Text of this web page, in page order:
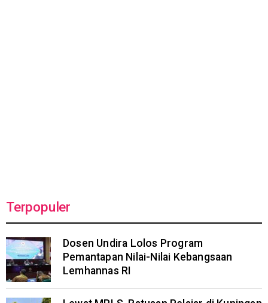
Terpopuler
Dosen Undira Lolos Program
Pemantapan Nilai-Nilai Kebangsaan
Lemhannas RI